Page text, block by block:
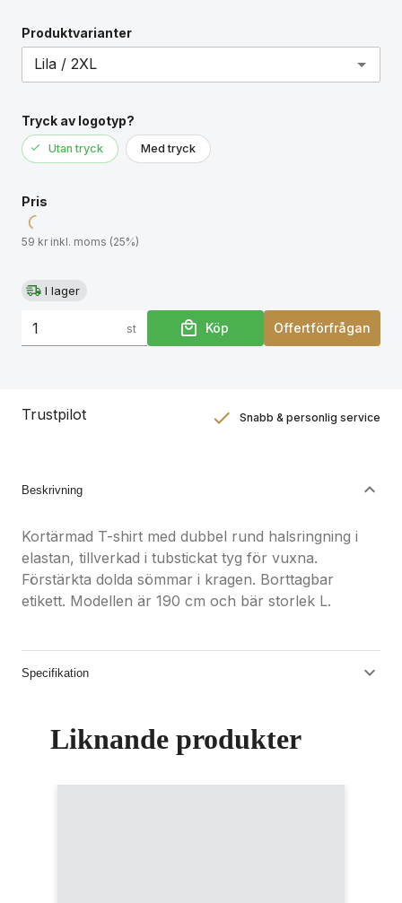
Produktvarianter
Tryck av logotyp?
Utan tryck Med tryck
Pris
59 kr inkl. moms (25%)
I lager
st Köp Offertförfrågan
Trustpilot Snabb & personlig service
Beskrivning
Kortärmad T-shirt med dubbel rund halsringning i
elastan, tillverkad i tubstickat tyg för vuxna.
Förstärkta dolda sömmar i kragen. Borttagbar
etikett. Modellen är 190 cm och bär storlek L.
Specifikation
Liknande produkter